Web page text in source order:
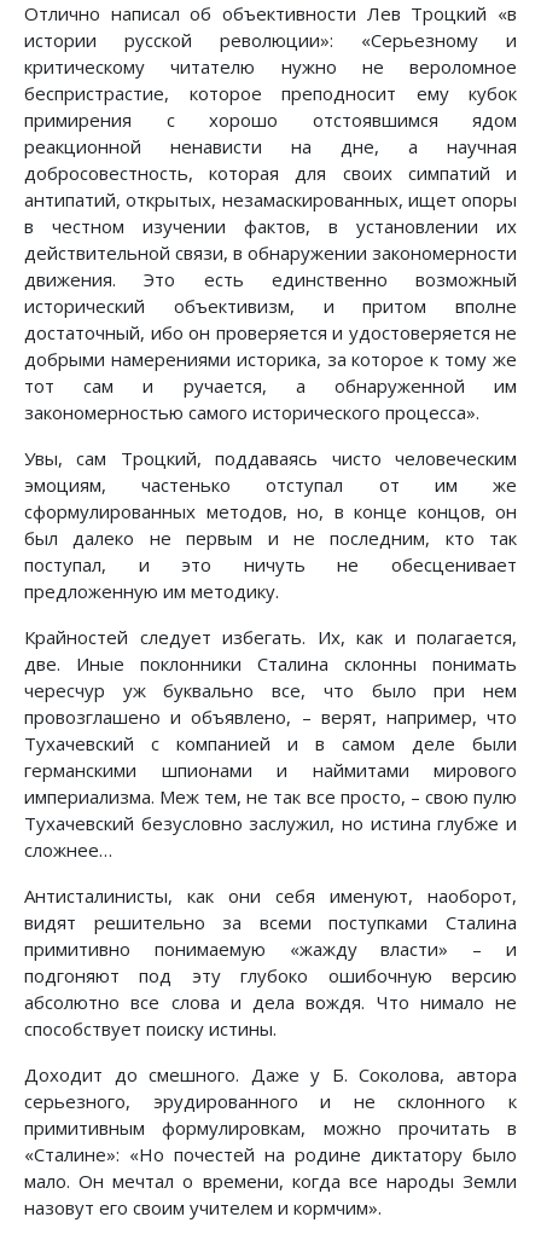
Отлично написал об объективности Лев Троцкий «в
истории русской революции»: «Серьезному и
критическому читателю нужно не вероломное
беспристрастие, которое преподносит ему кубок
примирения с хорошо отстоявшимся ядом
реакционной ненависти на дне, а научная
добросовестность, которая для своих симпатий и
антипатий, открытых, незамаскированных, ищет опоры
в честном изучении фактов, в установлении их
действительной связи, в обнаружении закономерности
движения. Это есть единственно возможный
исторический объективизм, и притом вполне
достаточный, ибо он проверяется и удостоверяется не
добрыми намерениями историка, за которое к тому же
тот сам и ручается, а обнаруженной им
закономерностью самого исторического процесса».
Увы, сам Троцкий, поддаваясь чисто человеческим
эмоциям, частенько отступал от им же
сформулированных методов, но, в конце концов, он
был далеко не первым и не последним, кто так
поступал, и это ничуть не обесценивает
предложенную им методику.
Крайностей следует избегать. Их, как и полагается,
две. Иные поклонники Сталина склонны понимать
чересчур уж буквально все, что было при нем
провозглашено и объявлено, – верят, например, что
Тухачевский с компанией и в самом деле были
германскими шпионами и наймитами мирового
империализма. Меж тем, не так все просто, – свою пулю
Тухачевский безусловно заслужил, но истина глубже и
сложнее…
Антисталинисты, как они себя именуют, наоборот,
видят решительно за всеми поступками Сталина
примитивно понимаемую «жажду власти» – и
подгоняют под эту глубоко ошибочную версию
абсолютно все слова и дела вождя. Что нимало не
способствует поиску истины.
Доходит до смешного. Даже у Б. Соколова, автора
серьезного, эрудированного и не склонного к
примитивным формулировкам, можно прочитать в
«Сталине»: «Но почестей на родине диктатору было
мало. Он мечтал о времени, когда все народы Земли
назовут его своим учителем и кормчим».